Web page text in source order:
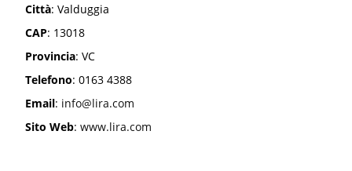
Città: Valduggia
CAP: 13018
Provincia: VC
Telefono: 0163 4388
Email: info@lira.com
Sito Web: www.lira.com